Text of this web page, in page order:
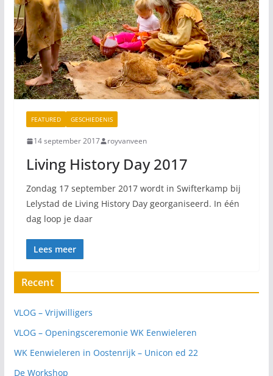
FEATURED GESCHIEDENIS
14 september 2017 royvanveen
Living History Day 2017
Zondag 17 september 2017 wordt in Swifterkamp bij
Lelystad de Living History Day georganiseerd. In één
dag loop je daar
Lees meer
Recent
VLOG – Vrijwilligers
VLOG – Openingsceremonie WK Eenwieleren
WK Eenwieleren in Oostenrijk – Unicon ed 22
De Workshop